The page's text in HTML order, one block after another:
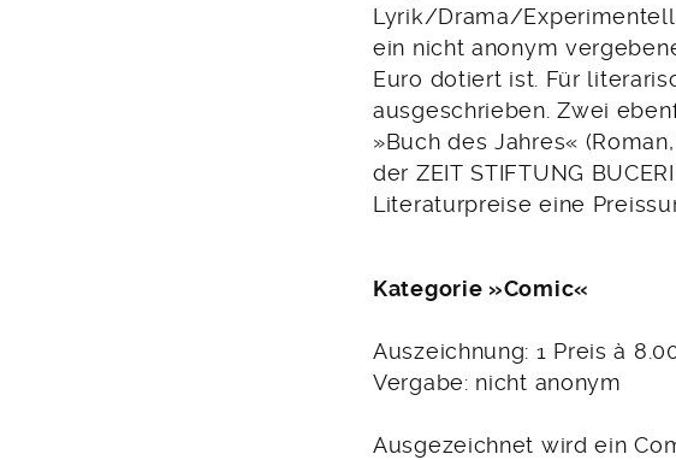
Lyrik/Drama/
ein nicht anonym
Euro dotiert ist. Für
ausgeschrieben. Zwei
»Buch des Jahres«
der ZEIT STIFTUNG
Literaturpreise eine
Kategorie »Comic«
Auszeichnung: 1 Preis à
Vergabe: nicht anonym
Ausgezeichnet wird ein